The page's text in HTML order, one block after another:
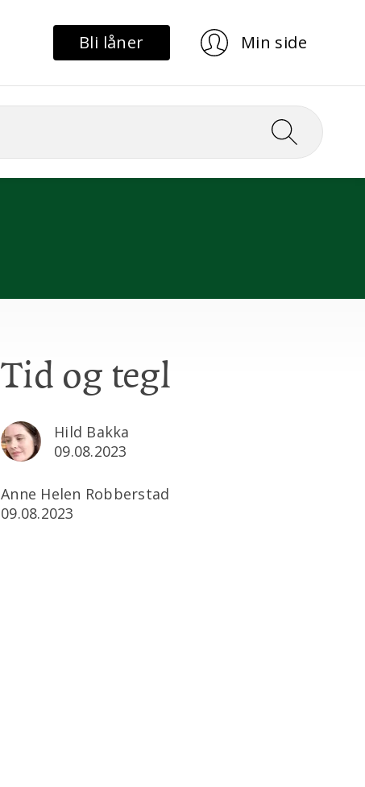
Bli låner Min side
Tid og tegl
Hild Bakka
09.08.2023
Anne Helen Robberstad
09.08.2023